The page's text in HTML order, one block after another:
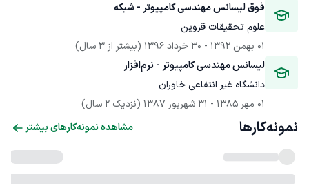
فوق لیسانس مهندسی کامپیوتر - شبکه
علوم تحقیقات قزوین
01 بهمن 1392
- 30 خرداد 1396
(بیشتر از 3 سال)
لیسانس مهندسی کامپیوتر - نرم‌افزار
دانشگاه غیر انتفاعی خاوران
01 مهر 1385
- 31 شهریور 1387 (نزدیک 2 سال)
نمونه‌کارها مشاهده نمونه‌کارهای بیشتر